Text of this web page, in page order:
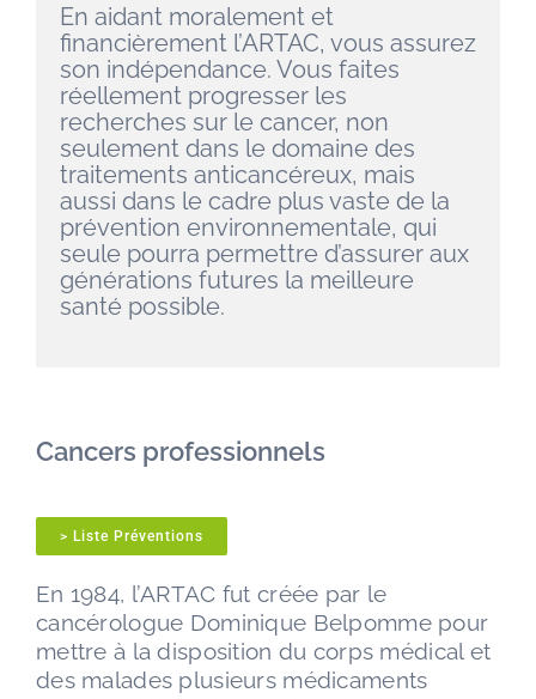
En aidant moralement et
financièrement l’ARTAC, vous assurez
son indépendance. Vous faites
réellement progresser les
recherches sur le cancer, non
seulement dans le domaine des
traitements anticancéreux, mais
aussi dans le cadre plus vaste de la
prévention environnementale, qui
seule pourra permettre d’assurer aux
générations futures la meilleure
santé possible.
Cancers professionnels
> Liste Préventions
En 1984, l’ARTAC fut créée par le
cancérologue Dominique Belpomme pour
mettre à la disposition du corps médical et
des malades plusieurs médicaments